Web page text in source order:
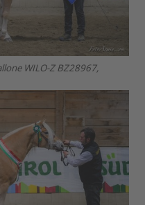
WILO-Z BZ28967,